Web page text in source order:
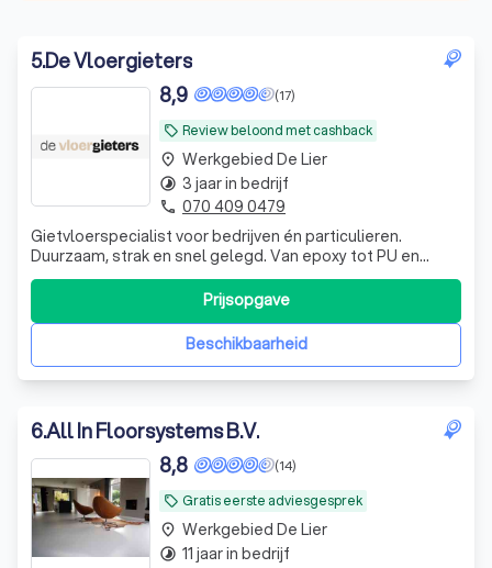
5.De Vloergieters
local_offer Review beloond met cashback
(17)
8,9
Gietvloerspecialist voor bedrijven én particulieren.
Duurzaam, strak en snel gelegd. Van epoxy tot PU en
PMMA – topkwaliteit en service voor elke ruimte.
Beschikbaarheid
Prijsopgave
place Werkgebied De Lier
timelapse 3 jaar in bedrijf
phone 070 409 0479
6.All In Floorsystems B.V.
local_offer Gratis eerste adviesgesprek
(14)
8,8
place Werkgebied De Lier
timelapse 11 jaar in bedrijf